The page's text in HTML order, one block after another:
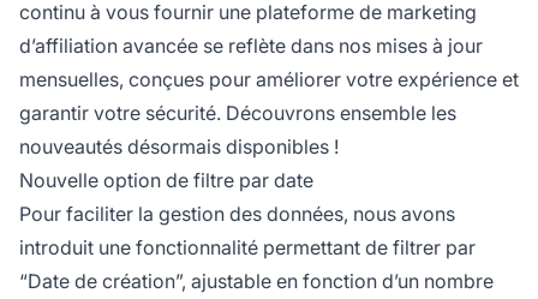
continu à vous fournir une plateforme de marketing
d’affiliation avancée se reflète dans nos mises à jour
mensuelles, conçues pour améliorer votre expérience et
garantir votre sécurité. Découvrons ensemble les
nouveautés désormais disponibles !
Nouvelle option de filtre par date
Pour faciliter la gestion des données, nous avons
introduit une fonctionnalité permettant de filtrer par
“Date de création”, ajustable en fonction d’un nombre